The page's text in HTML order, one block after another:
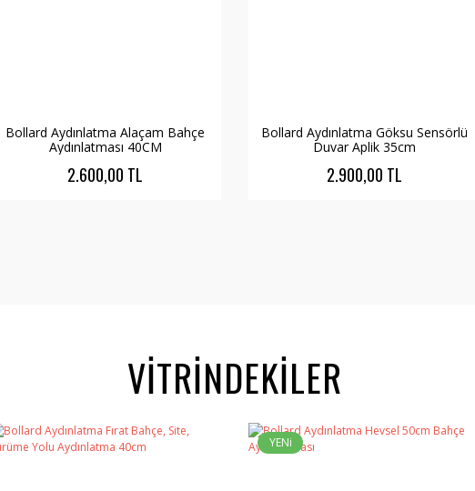
Bollard Aydınlatma Alaçam Bahçe
Aydınlatması 40CM
2.600,00 TL
Bollard Aydınlatma Göksu Sensörlü
Duvar Aplik 35cm
2.900,00 TL
VİTRİNDEKİLER
YENi